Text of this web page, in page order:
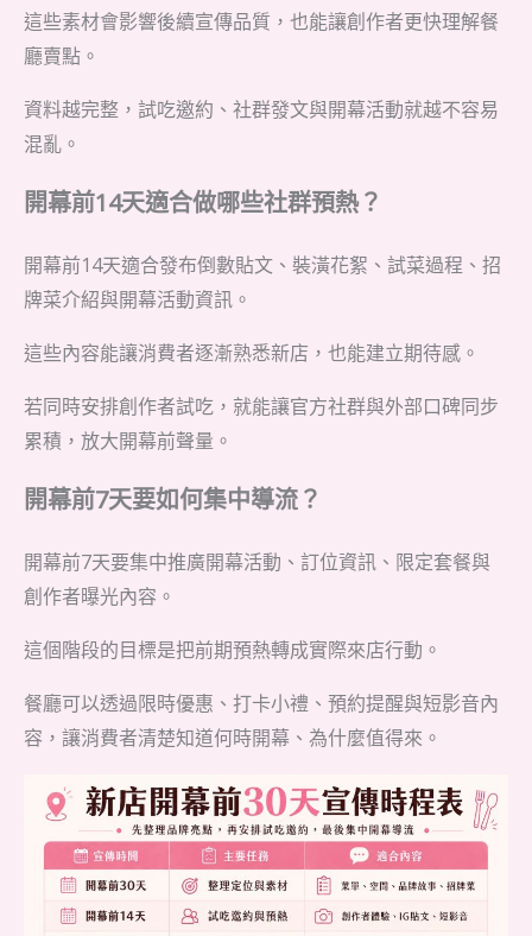
這些素材會影響後續宣傳品質，也能讓創作者更快理解餐
廳賣點。
資料越完整，試吃邀約、社群發文與開幕活動就越不容易
混亂。
開幕前14天適合做哪些社群預熱？
開幕前14天適合發布倒數貼文、裝潢花絮、試菜過程、招
牌菜介紹與開幕活動資訊。
這些內容能讓消費者逐漸熟悉新店，也能建立期待感。
若同時安排創作者試吃，就能讓官方社群與外部口碑同步
累積，放大開幕前聲量。
開幕前7天要如何集中導流？
開幕前7天要集中推廣開幕活動、訂位資訊、限定套餐與
創作者曝光內容。
這個階段的目標是把前期預熱轉成實際來店行動。
餐廳可以透過限時優惠、打卡小禮、預約提醒與短影音內
容，讓消費者清楚知道何時開幕、為什麼值得來。